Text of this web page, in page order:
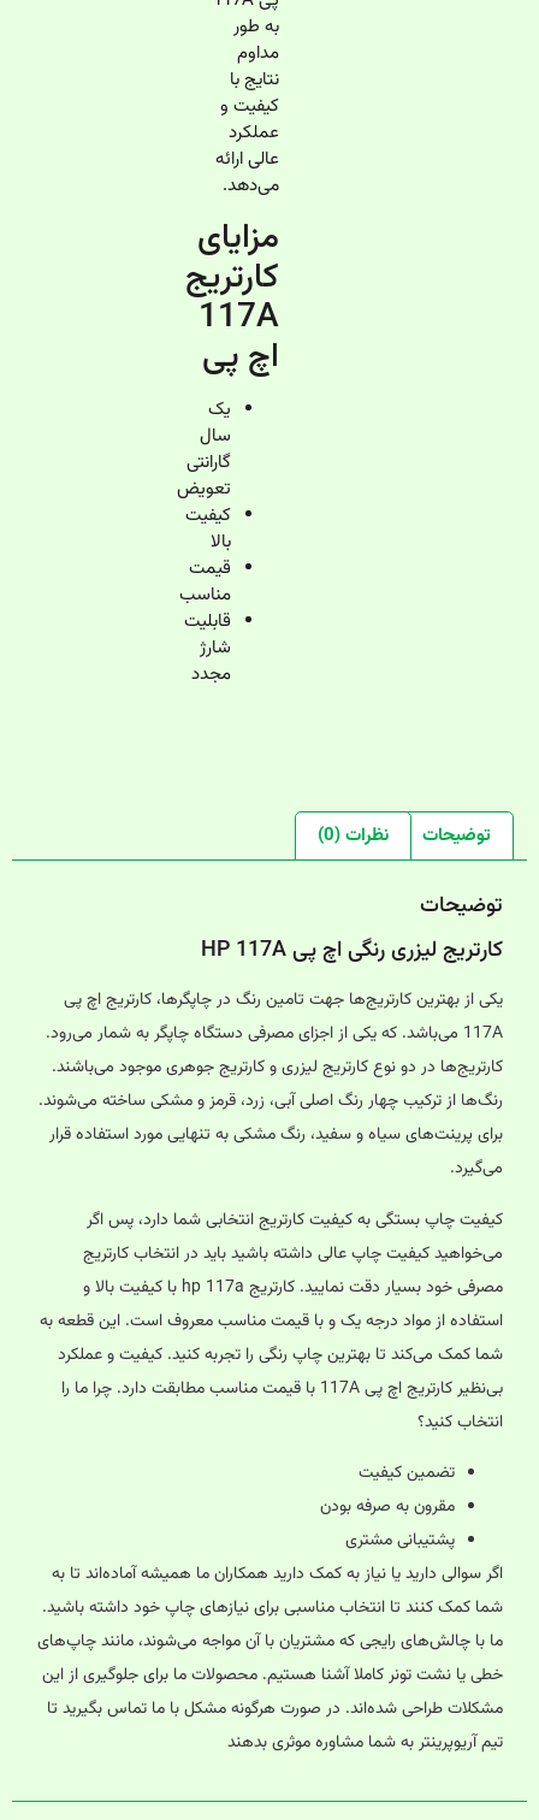
به طور
مداوم
نتایج با
کیفیت و
عملکرد
عالی ارائه
می‌دهد.
مزایای
کارتریج
117A
اچ پی
یک
سال
گارانتی
تعویض
کیفیت
بالا
قیمت
مناسب
قابلیت
شارژ
مجدد
توضیحات نظرات (0)
توضیحات
کارتریج لیزری رنگی اچ پی HP 117A
یکی از بهترین کارتریج‌ها جهت تامین رنگ در چاپگرها، کارتریج اچ پی
117A می‌باشد. که یکی از اجزای مصرفی دستگاه چاپگر به شمار می‌رود.
کارتریج‌ها در دو نوع کارتریج لیزری و کارتریج جوهری موجود می‌باشند.
رنگ‌ها از ترکیب چهار رنگ اصلی آبی، زرد، قرمز و مشکی ساخته می‌شوند.
برای پرینت‌های سیاه و سفید، رنگ مشکی به تنهایی مورد استفاده قرار
می‌گیرد.
کیفیت چاپ بستگی به کیفیت کارتریج انتخابی شما دارد، پس اگر
می‌خواهید کیفیت چاپ عالی داشته باشید باید در انتخاب کارتریج
مصرفی خود بسیار دقت نمایید. کارتریج hp 117a با کیفیت بالا و
استفاده از مواد درجه یک و با قیمت مناسب معروف است. این قطعه به
شما کمک می‌کند تا بهترین چاپ رنگی را تجربه کنید. کیفیت و عملکرد
بی‌نظیر کارتریج اچ پی 117A با قیمت مناسب مطابقت دارد. چرا ما را
انتخاب کنید؟
تضمین کیفیت
مقرون به صرفه بودن
پشتیبانی مشتری
اگر سوالی دارید یا نیاز به کمک دارید همکاران ما همیشه آماده‌اند تا به
شما کمک کنند تا انتخاب مناسبی برای نیازهای چاپ خود داشته باشید.
ما با چالش‌های رایجی که مشتریان با آن مواجه می‌شوند، مانند چاپ‌های
خطی یا نشت تونر کاملا آشنا هستیم. محصولات ما برای جلوگیری از این
مشکلات طراحی شده‌اند. در صورت هرگونه مشکل با ما تماس بگیرید تا
تیم آریوپرینتر به شما مشاوره موثری بدهند